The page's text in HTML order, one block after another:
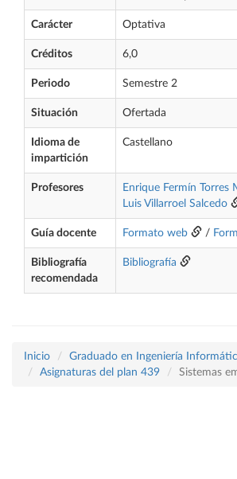
Carácter Optativa
Créditos 6,0
Periodo Semestre 2
Situación Ofertada
Idioma de
impartición
Castellano
Profesores Enrique Fermín Torres
Luis Villarroel Salcedo
Guía docente Formato web /
Bibliografía
recomendada
Bibliografía
Inicio
Graduado en Ingeniería
Asignaturas del plan 439
Sistemas